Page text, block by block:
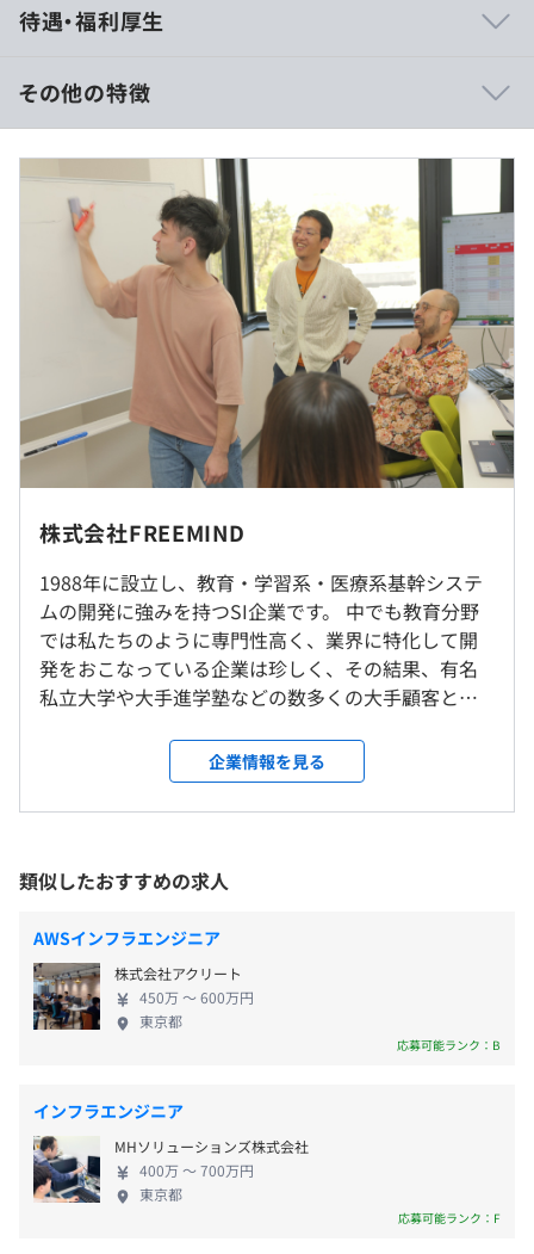
ルの要望もスピード感をもってかなえられるチームに参画
■一次請け100%のため顧客の声にダイレクトに向き合え
ます。
■生成AIの開発依頼もあるなど、新しい技術へのチャレン
ジも可能です。
■ひとりひとりに寄り添う社風で、柔軟性の高い、比較的
自由な働き方が可能です。（保育園送迎や参観、通院など
途中で抜けるなど調整OK）
■塾などの教育業界に受託開発でWebシステムや、多業
界のアプリ開発など、さまざまな案件を手がけておりま
■関西のIT企業の中では、平均給与水準が高め！給与面で
も満足できる環境です。
■離職率8.6％、若手エンジニア・40代50代のベテランエ
ンジニアも多数在籍しております。
今回は自社内受託案件を担当していただきますが、当社で
は語学に関する自社サービスも展開しております。
■レプトン（https://www.lepton.co.jp/）
学習塾、英語教室、小学校などを対象とした、個別指導・
自立学習型の子ども英語教室「Lepton（レプトン）」の
フランチャイズ事業。現在、全国に1,250教室を展開。
教室「Lepton（レプトン）」の新しいフランチャイズ事
決。
■レプトンリーディングファーム（
farm.jp/）
多読・多聴・eラーニングが一体となった、コミュニケー
FARM（レプトン リーディングファーム）」の販売。
■JET（ジュニア イングリッシュ テスト）子どものため
の英語テスト（https://www.jet-japan.ne.jp/
小・中学生を主対象とした、世界標準のコミュニケーショ
【働き方について】
■ハイブリッド勤務可（最大週2日はリモート勤務OK）
「お昼に少し抜けてお子さんの授業参観に行く」「今日は
しっかり夜まで働いて、明日は午前中だけしか働かない」
など、それぞれの家庭のご都合などにあわせて、メリハリ
をつけることが可能。比較的自由な働き方をしていただけ
ます。
就業場所の変更範囲
＜雇入時＞
＜変更範囲＞
受動喫煙防止措置に関する事項
従業員に対する受動喫煙対策：敷地内禁煙
地下鉄烏丸線「丸太町駅」
待遇・福利厚生
■賃金形態：月給制
■賃金の決定方法：当社規定により決定いたします
■年額（基本給）：3,336,000円～4,448,400円
■月給：375,000円～500,000円
・固定残業代：45時間分、97,000円～129,300円
※超過した時間外労働の残業時間代は追加支給いたしま
（※想定年収 は年収提示額を保証するものではありません）
■フレキシブルタイム：5:00～22:00
■コアタイム：なし
■1日の標準労働時間：8時間
■標準的な勤務時間帯：10:00〜19:00
◎働く時間は自由です！
5時〜22時の間で働く時間をご自身で自由に選択できま
お客様のご都合により、チームメンバーと相談の上にはな
整していただけます。
休憩時間：60分
平均残業時間：平均6時間／月
《年間休日：123日》
■完全週休2日制（土・日）
■祝日
■年間有給休暇（10日〜20日）
∟下限日数は、入社半年経過後の付与日数となります。
その他の特徴
株式会社FREEMIND
1988年に設立し、教育・学習系・医療系基幹システ
ムの開発に強みを持つSI企業です。 中でも教育分野
では私たちのように専門性高く、業界に特化して開
発をおこなっている企業は珍しく、その結果、有名
私立大学や大手進学塾などの数多くの大手顧客との
にくく、事業は順調に拡大中。さらに歯科医療の分
野でも、まだまだシステム化が進んでいないため、
将来性の高い事業となります。 当社にはアプリケー
ます。 前者では顧客向けの受託開発がメインです
が、AIを用いた学習塾向けチャットフォーム
『Formaid』や、個別学習塾向けの座席自動配当サ
ービスである『MK5サービス』など、自社サービス
の開発も手がけています。 また、後者では小学生を
ターゲットとした英語学習カリキュラム
『Lepton（レプトン）』や検定試験『JET』、英語
『JPT』の運営などさまざまな事業を展開しています
が、それらを支えるアプリケーションやシステムも
内製で開発しています。 【スキルアップを目指せる
環境】 スキルアップを目指す方にとって、当社は非
常に魅力的な環境であると言えます。社員の半数が開
企業情報を見る
類似したおすすめの求人
AWSインフラエンジニア
株式会社アクリート
450万 〜 600万円
東京都
応募可能ランク：B
インフラエンジニア
MHソリューションズ株式会社
400万 〜 700万円
東京都
応募可能ランク：F